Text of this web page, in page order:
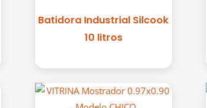
Batidora Industrial Silcook
10 litros